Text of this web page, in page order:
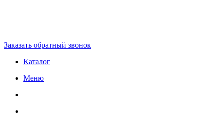
Заказать обратный звонок
Каталог
Меню